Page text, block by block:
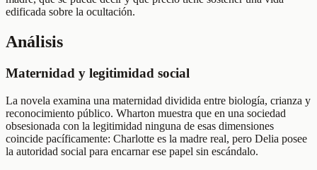
edificada sobre la ocultación.
Análisis
Maternidad y legitimidad social
La novela examina una maternidad dividida entre biología, crianza y
reconocimiento público. Wharton muestra que en una sociedad
obsesionada con la legitimidad ninguna de esas dimensiones
coincide pacíficamente: Charlotte es la madre real, pero Delia posee
la autoridad social para encarnar ese papel sin escándalo.